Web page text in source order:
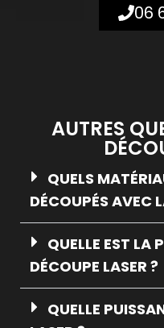
06
AUTRES
QUELS
DÉCOUPÉS AVEC
QUELLE EST LA
DÉCOUPE LASER ?
QUELLE